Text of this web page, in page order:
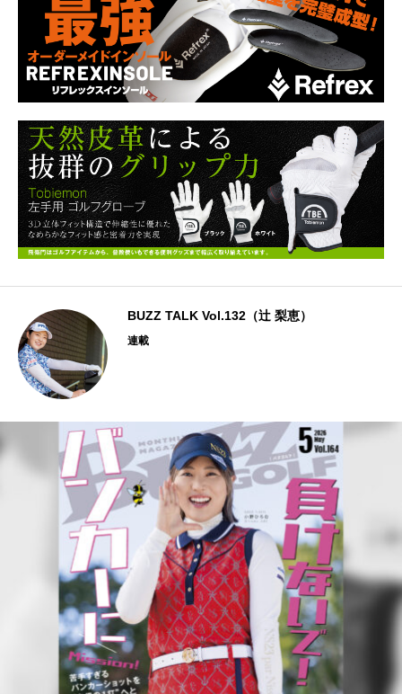
BUZZ TALK Vol.132（辻 梨恵）
連載